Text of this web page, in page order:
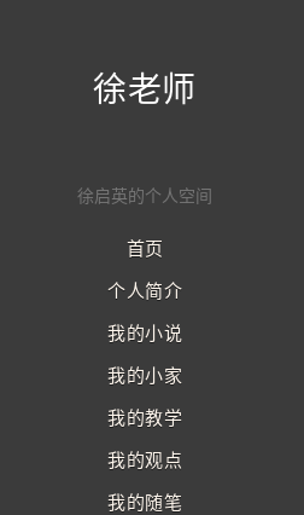
徐老师
徐启英的个人空间
首页
个人简介
我的小说
我的小家
我的教学
我的观点
我的随笔